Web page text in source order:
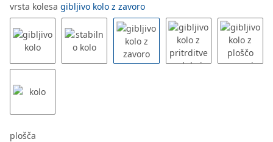
vrsta kolesa gibljivo kolo z zavoro
plošča